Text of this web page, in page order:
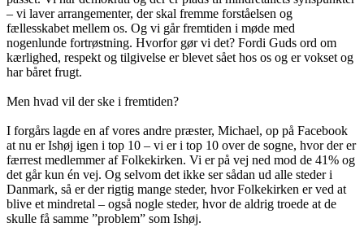
– vi laver arrangementer, der skal fremme forståelsen og
fællesskabet mellem os. Og vi går fremtiden i møde med
nogenlunde fortrøstning. Hvorfor gør vi det? Fordi Guds ord om
kærlighed, respekt og tilgivelse er blevet sået hos os og er vokset og
har båret frugt.
Men hvad vil der ske i fremtiden?
I forgårs lagde en af vores andre præster, Michael, op på Facebook
at nu er Ishøj igen i top 10 – vi er i top 10 over de sogne, hvor der er
færrest medlemmer af Folkekirken. Vi er på vej ned mod de 41% og
det går kun én vej. Og selvom det ikke ser sådan ud alle steder i
Danmark, så er der rigtig mange steder, hvor Folkekirken er ved at
blive et mindretal – også nogle steder, hvor de aldrig troede at de
skulle få samme ”problem” som Ishøj.